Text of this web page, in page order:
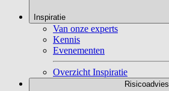
Inspiratie
Van onze experts
Kennis
Evenementen
Overzicht Inspiratie
Risicoadvies